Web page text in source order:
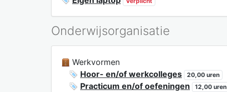
Onderwijsorganisatie
Werkvormen
Hoor- en/of werkcolleges
20,00 uren
Practicum en/of oefeningen 12,00 uren